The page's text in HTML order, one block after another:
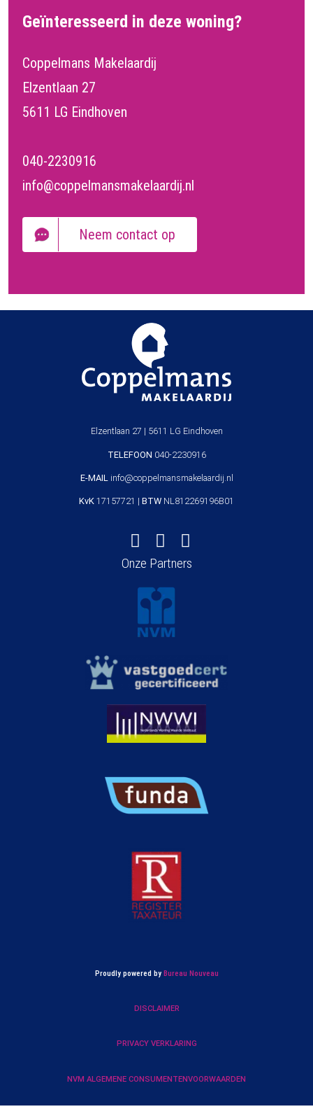
Geïnteresseerd in deze woning?
Coppelmans Makelaardij
Elzentlaan 27
5611 LG Eindhoven
040-2230916
info@coppelmansmakelaardij.nl
Neem contact op
Elzentlaan 27 | 5611 LG Eindhoven
TELEFOON 040-2230916
E-MAIL info@coppelmansmakelaardij.nl
KvK 17157721 | BTW NL812269196B01
Onze Partners
Proudly powered by Bureau Nouveau
DISCLAIMER
PRIVACY VERKLARING
NVM ALGEMENE CONSUMENTENVOORWAARDEN